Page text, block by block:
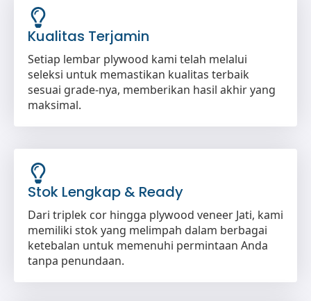
Kualitas Terjamin
Setiap lembar plywood kami telah melalui
seleksi untuk memastikan kualitas terbaik
sesuai grade-nya, memberikan hasil akhir yang
maksimal.
Stok Lengkap & Ready
Dari triplek cor hingga plywood veneer Jati, kami
memiliki stok yang melimpah dalam berbagai
ketebalan untuk memenuhi permintaan Anda
tanpa penundaan.